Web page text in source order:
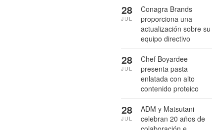
Conagra Brands
proporciona una
actualización sobre su
equipo directivo
28
JUL
Chef Boyardee
presenta pasta
enlatada con alto
contenido proteico
28
JUL
ADM y Matsutani
celebran 20 años de
28
JUL